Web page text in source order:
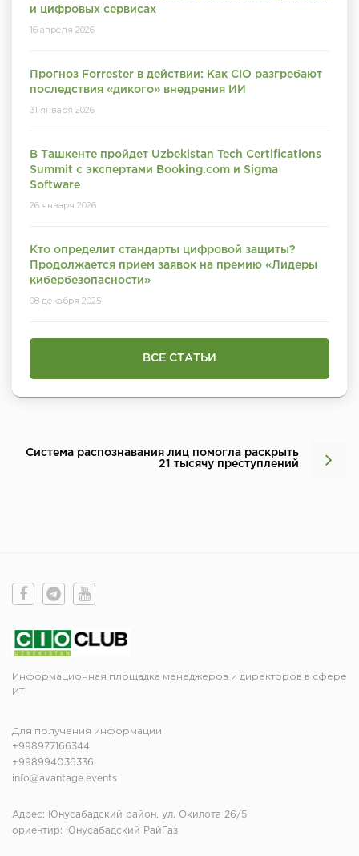
и цифровых сервисах
16 апреля 2026
Прогноз Forrester в действии: Как CIO разгребают
последствия «дикого» внедрения ИИ
31 января 2026
В Ташкенте пройдет Uzbekistan Tech Certifications
Summit с экспертами Booking.com и Sigma
Software
26 января 2026
Кто определит стандарты цифровой защиты?
Продолжается прием заявок на премию «Лидеры
кибербезопасности»
08 декабря 2025
ВСЕ СТАТЬИ
Система распознавания лиц помогла раскрыть
21 тысячу преступлений
Информационная площадка менеджеров и директоров в сфере
ИТ
Для получения информации
+998977166344
+998994036336
info@avantage.events
Адрес: Юнусабадский район, ул. Окилота 26/5
ориентир: Юнусабадский РайГаз